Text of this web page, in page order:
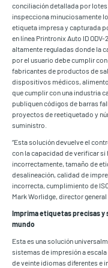
conciliación detallada por
inspecciona minuciosamente
etiqueta impresa y capturada
en línea Printronix Auto ID
altamente reguladas donde la
por el usuario debe cumplir
fabricantes de productos de
dispositivos médicos,
que cumplir con una industria
publiquen códigos de barras
proyectos de reetiquetado y
suministro.
“Esta solución devuelve el
con la capacidad de verificar
incorrectamente, tamaño de
desalineación, calidad de
incorrecta, cumplimiento de
Mark Worlidge, director general
Imprima etiquetas precisas y
mundo
Esta es una solución
sistemas de impresión a
de veinte idiomas diferentes e